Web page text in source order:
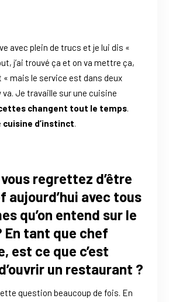
avec plein de trucs et je lui dis «
j’ai trouvé ça et on va mettre ça,
« mais le service est dans deux
va. Je travaille sur une cuisine
changent tout le temps.
cuisine d’instinct.
regrettez d’être
aujourd’hui avec tous
qu’on entend sur le
En tant que chef
est ce que c’est
un restaurant ?
question beaucoup de fois. En